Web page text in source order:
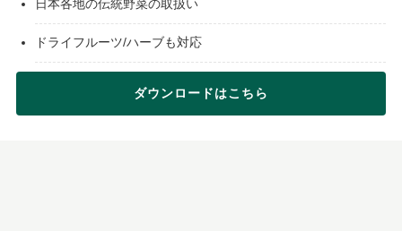
日本各地の伝統野菜の取扱い
ドライフルーツ/ハーブも対応
ダウンロードはこちら